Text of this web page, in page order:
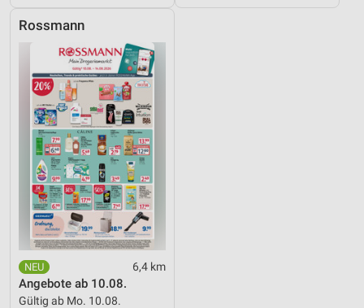
Rossmann
6,4 km
Angebote ab 10.08.
Gültig ab Mo. 10.08.
Verwendung genauer Standortdaten
Geräte anhand von aktiv angeforderten
Informationen identifizieren
Nicht-IAB-Verarbeitungszwecke:
Notwendig
Performance
Funktional
Werbung